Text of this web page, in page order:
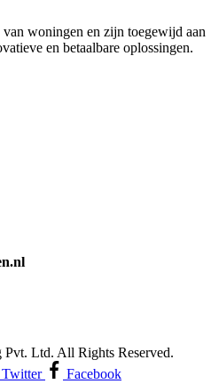
van woningen en zijn toegewijd aan
en betaalbare oplossingen.
Ltd. All Rights Reserved.
Twitter Facebook